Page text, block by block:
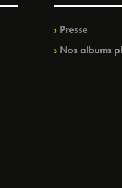
Presse
Nos albums